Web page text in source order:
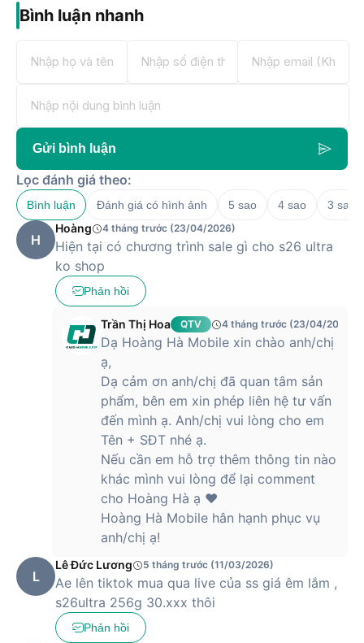
Bình luận nhanh
Gửi bình luận
Lọc đánh giá theo:
Bình luận Đánh giá có hình ảnh 5 sao 4 sao 3 sao
H
Hoàng 4 tháng trước (23/04/2026)
Hiện tại có chương trình sale gì cho s26 ultra
ko shop
Phản hồi
Trần Thị Hoa QTV 4 tháng trước (23/04/2026)
Dạ Hoàng Hà Mobile xin chào anh/chị
ạ,
Dạ cảm ơn anh/chị đã quan tâm sản
phẩm, bên em xin phép liên hệ tư vấn
đến mình ạ. Anh/chị vui lòng cho em
Tên + SĐT nhé ạ.
Nếu cần em hỗ trợ thêm thông tin nào
khác mình vui lòng để lại comment
cho Hoàng Hà ạ ❤️
Hoàng Hà Mobile hân hạnh phục vụ
anh/chị ạ!
L
Lê Đức Lương 5 tháng trước (11/03/2026)
Ae lên tiktok mua qua live của ss giá êm lắm ,
s26ultra 256g 30.xxx thôi
Phản hồi